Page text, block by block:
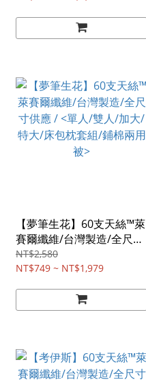
【夢筆生花】60支天絲™萊
賽爾纖維/台灣製造/全尺寸
供應 / <單人/雙人/加大/特
大/床包枕套組/鋪棉兩用被
NT$2,580
NT$749 ~ NT$1,979